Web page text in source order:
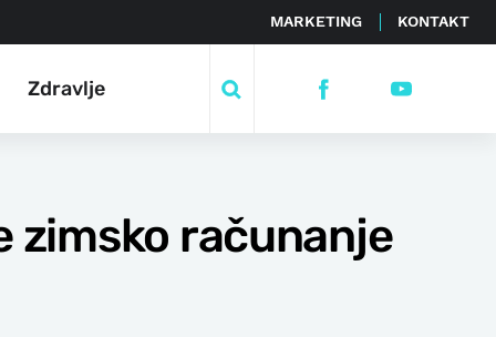
MARKETING KONTAKT
Zdravlje
zimsko računanje